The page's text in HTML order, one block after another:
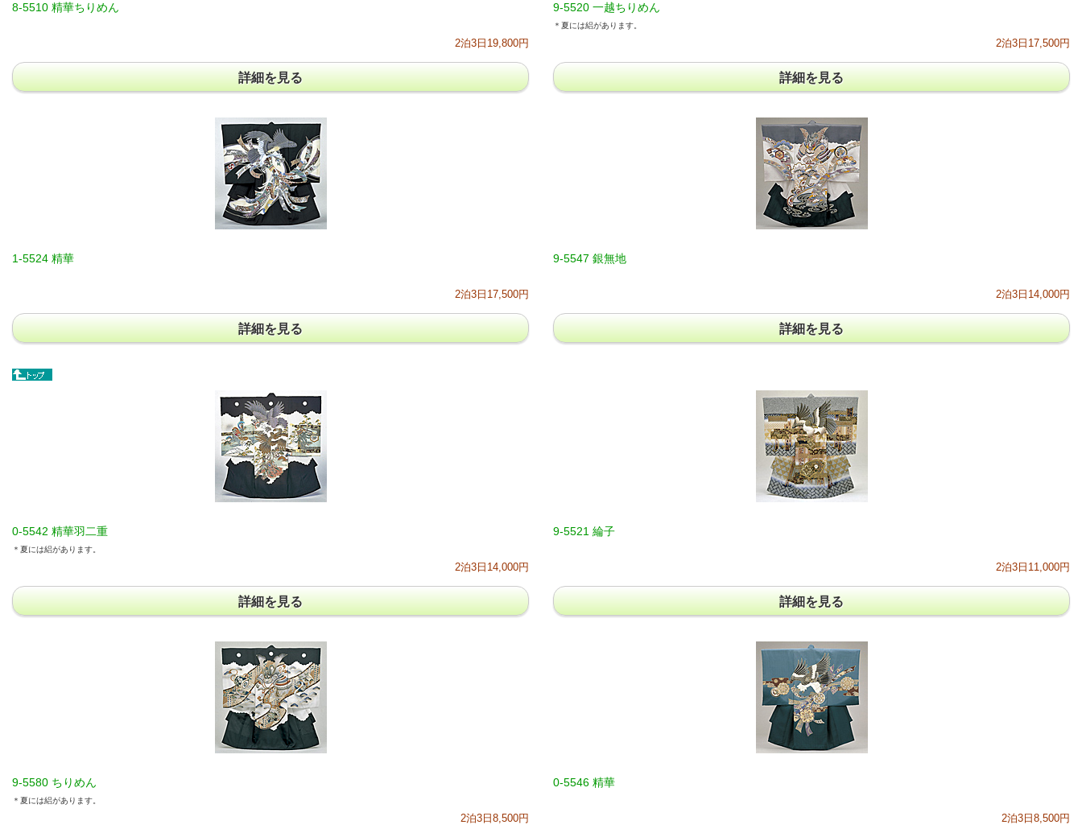
8-5510 精華ちりめん
2泊3日19,800円
詳細を見る
9-5520 一越ちりめん
＊夏には絽があります。
2泊3日17,500円
詳細を見る
1-5524 精華
2泊3日17,500円
詳細を見る
9-5547 銀無地
2泊3日14,000円
詳細を見る
0-5542 精華羽二重
＊夏には絽があります。
2泊3日14,000円
詳細を見る
9-5521 綸子
2泊3日11,000円
詳細を見る
9-5580 ちりめん
＊夏には絽があります。
2泊3日8,500円
0-5546 精華
2泊3日8,500円